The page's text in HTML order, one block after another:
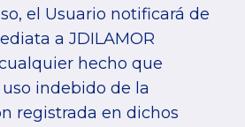
el Usuario notificará de
a JDILAMOR
hecho que
indebido de la
registrada en dichos